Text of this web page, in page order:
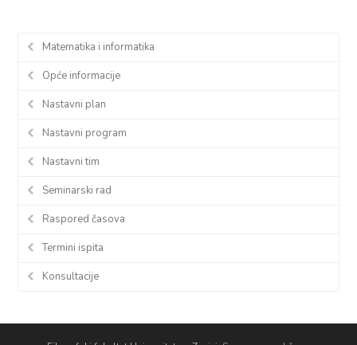
Matematika i informatika
Opće informacije
Nastavni plan
Nastavni program
Nastavni tim
Seminarski rad
Raspored časova
Termini ispita
Konsultacije